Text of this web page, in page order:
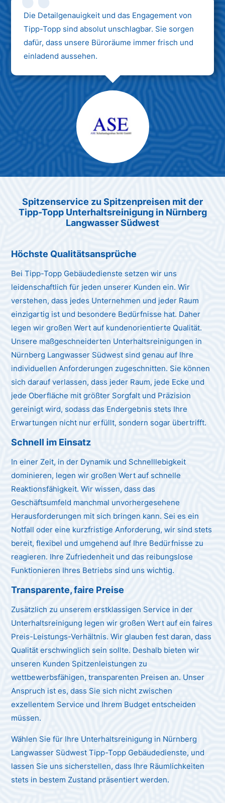
Die Detailgenauigkeit und das Engagement von
Tipp-Topp sind absolut unschlagbar. Sie sorgen
dafür, dass unsere Büroräume immer frisch und
einladend aussehen.
Max Mustermann
Spitzenservice zu Spitzenpreisen mit der
Tipp-Topp Unterhaltsreinigung in Nürnberg
Langwasser Südwest
Höchste Qualitätsansprüche
Bei Tipp-Topp Gebäudedienste setzen wir uns
leidenschaftlich für jeden unserer Kunden ein. Wir
verstehen, dass jedes Unternehmen und jeder Raum
einzigartig ist und besondere Bedürfnisse hat. Daher
legen wir großen Wert auf kundenorientierte Qualität.
Unsere maßgeschneiderten Unterhaltsreinigungen in
Nürnberg Langwasser Südwest sind genau auf Ihre
individuellen Anforderungen zugeschnitten. Sie können
sich darauf verlassen, dass jeder Raum, jede Ecke und
jede Oberfläche mit größter Sorgfalt und Präzision
gereinigt wird, sodass das Endergebnis stets Ihre
Erwartungen nicht nur erfüllt, sondern sogar übertrifft.
Schnell im Einsatz
In einer Zeit, in der Dynamik und Schnelllebigkeit
dominieren, legen wir großen Wert auf schnelle
Reaktionsfähigkeit. Wir wissen, dass das
Geschäftsumfeld manchmal unvorhergesehene
Herausforderungen mit sich bringen kann. Sei es ein
Notfall oder eine kurzfristige Anforderung, wir sind stets
bereit, flexibel und umgehend auf Ihre Bedürfnisse zu
reagieren. Ihre Zufriedenheit und das reibungslose
Funktionieren Ihres Betriebs sind uns wichtig.
Transparente, faire Preise
Zusätzlich zu unserem erstklassigen Service in der
Unterhaltsreinigung legen wir großen Wert auf ein faires
Preis-Leistungs-Verhältnis. Wir glauben fest daran, dass
Qualität erschwinglich sein sollte. Deshalb bieten wir
unseren Kunden Spitzenleistungen zu
wettbewerbsfähigen, transparenten Preisen an. Unser
Anspruch ist es, dass Sie sich nicht zwischen
exzellentem Service und Ihrem Budget entscheiden
müssen.
Wählen Sie für Ihre Unterhaltsreinigung in Nürnberg
Langwasser Südwest Tipp-Topp Gebäudedienste, und
lassen Sie uns sicherstellen, dass Ihre Räumlichkeiten
stets in bestem Zustand präsentiert werden.